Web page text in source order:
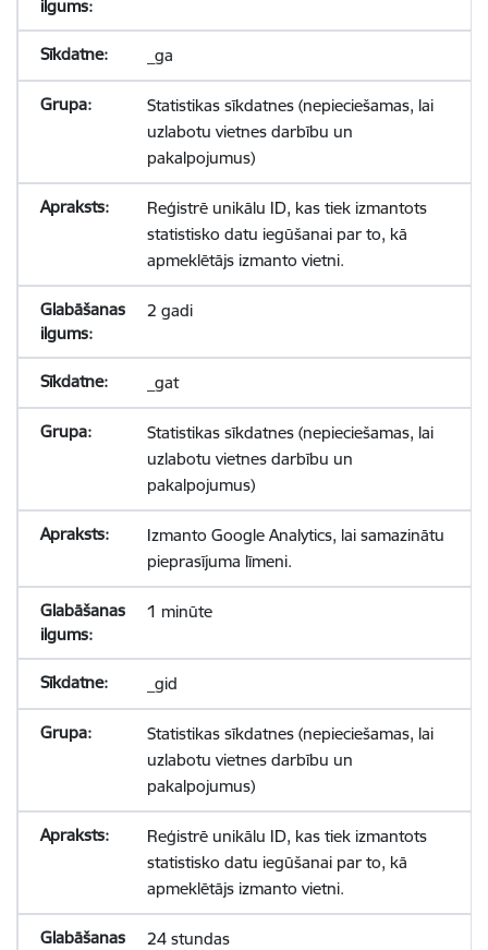
_ga
Statistikas sīkdatnes (nepieciešamas, lai
uzlabotu vietnes darbību un
pakalpojumus)
Reģistrē unikālu ID, kas tiek izmantots
statistisko datu iegūšanai par to, kā
apmeklētājs izmanto vietni.
2 gadi
_gat
Statistikas sīkdatnes (nepieciešamas, lai
uzlabotu vietnes darbību un
pakalpojumus)
Izmanto Google Analytics, lai samazinātu
pieprasījuma līmeni.
1 minūte
_gid
Statistikas sīkdatnes (nepieciešamas, lai
uzlabotu vietnes darbību un
pakalpojumus)
Reģistrē unikālu ID, kas tiek izmantots
statistisko datu iegūšanai par to, kā
apmeklētājs izmanto vietni.
24 stundas